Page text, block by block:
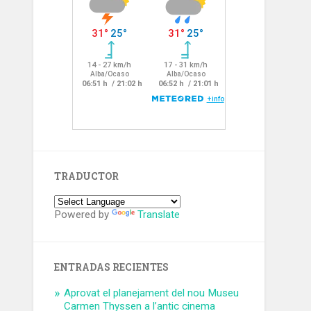
TRADUCTOR
Powered by Translate
ENTRADAS RECIENTES
Aprovat el planejament del nou Museu
Carmen Thyssen a l’antic cinema